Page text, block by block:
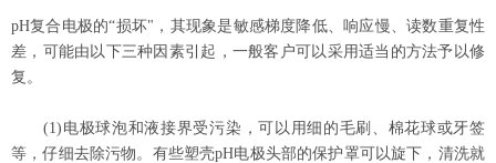
pH复合电极的“损坏" ，其现象是敏感梯度降低、响应慢、读数重复性
差，可能由以下三种因素引起，一般客户可以采用适当的方法予以修
复。
(1) 电极球泡和液接界受污染，可以用细的毛刷、棉花球或牙签
等，仔细去除污物。有些塑壳pH电极头部的保护罩可以旋下，清洗就